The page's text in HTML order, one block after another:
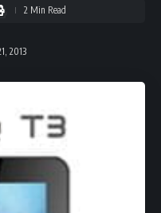
2013
2 Min Read